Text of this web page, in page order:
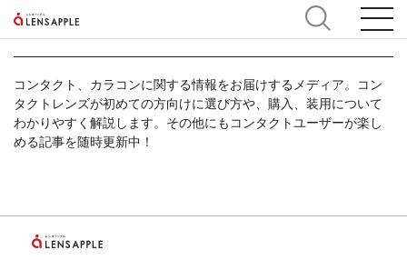
コンタクト、カラコンに関する情報をお届けするメディア。コン
タクトレンズが初めての方向けに選び方や、購入、装用について
わかりやすく解説します。その他にもコンタクトユーザーが楽し
める記事を随時更新中！